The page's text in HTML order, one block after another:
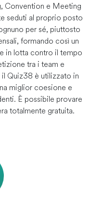
Convention e Meeting
seduti al proprio posto
per sé, piuttosto
formando così un
in lotta contro il tempo
tra i team e
Quiz38 è utilizzato in
miglior coesione e
È possibile provare
totalmente gratuita.